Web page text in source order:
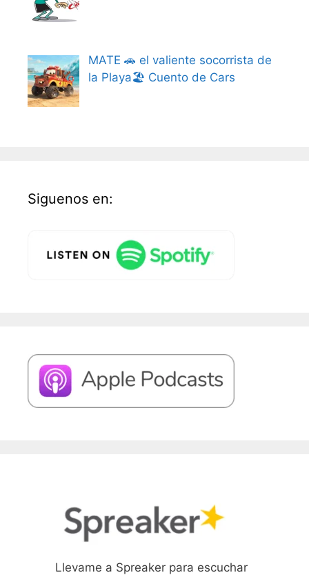
MATE 🚗 el valiente socorrista de
la Playa🏖️ Cuento de Cars
Siguenos en:
Llevame a Spreaker para escuchar